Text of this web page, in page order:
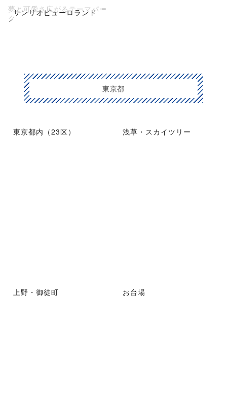
サンリオピューロランド
夢と可愛さ広がるテーマパー
ク
東京都
東京都内（23区） 浅草・スカイツリー
上野・御徒町 お台場